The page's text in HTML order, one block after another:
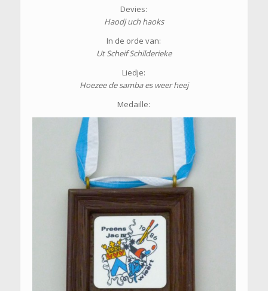
Devies:
Haodj uch haoks
In de orde van:
Ut Scheif Schilderieke
Liedje:
Hoezee de samba es weer heej
Medaille: